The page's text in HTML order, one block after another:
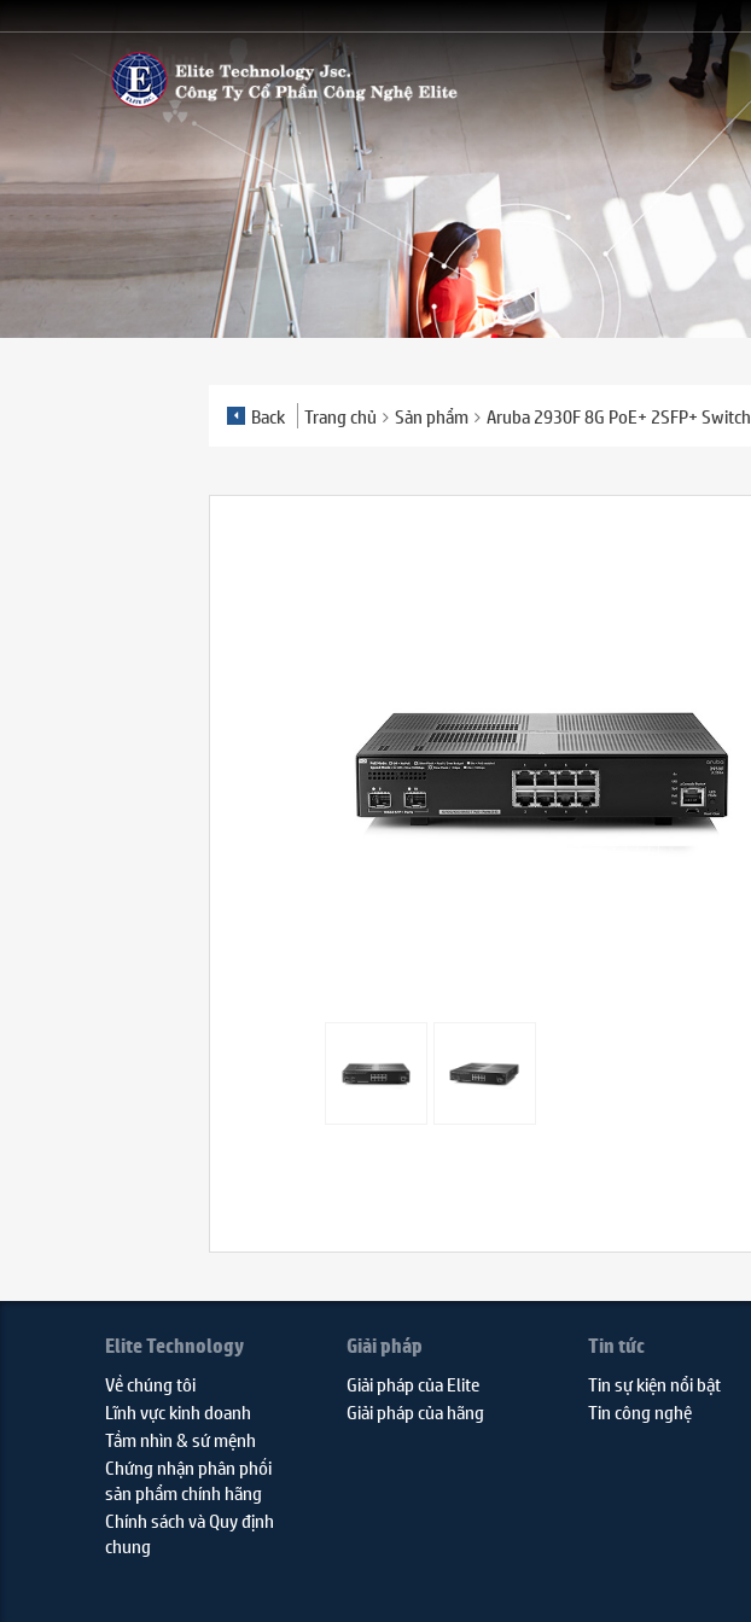
Back Trang chủ Sản phẩm Aruba 2930F 8G PoE+ 2SFP+ Switch
Elite Technology
Về chúng tôi
Lĩnh vực kinh doanh
Tầm nhìn & sứ mệnh
Chứng nhận phân phối
sản phẩm chính hãng
Chính sách và Quy định
chung
Giải pháp
Giải pháp của Elite
Giải pháp của hãng
Tin tức
Tin sự kiện nổi bật
Tin công nghệ